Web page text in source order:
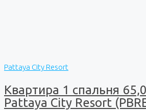
Pattaya City Resort
Квартира 1 спальня
Pattaya City Resort